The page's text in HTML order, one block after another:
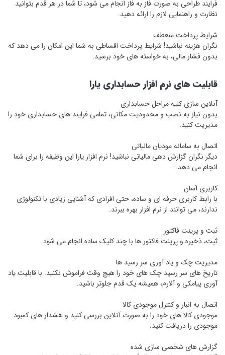
فرایند طراحی به صورت فاز به فاز انجام می ‌شود، تا شما در هر قدم بتوانید
نظارت و راهنمایی لازم را ارائه دهید.
شرایط پرداخت منعطف
نگران هزینه نباشید! شرایط پرداخت اقساطی به شما این امکان را می ‌دهد که
بدون فشار مالی، به خواسته ‌های خود برسید.
قابلیت ‌های نرم ‌افزار حسابداری یارا
آنلاین‌ سازی کلیه مراحل حسابداری
بدون نیاز به نصب و محدودیت مکانی، تمامی فرایند های حسابداری خود را
مدیریت کنید.
اتصال به سامانه مودیان مالیاتی
دیگر نگران گزارش‌ دهی مالیاتی نباشید! نرم‌ افزار یارا این وظیفه را برای شما
انجام می ‌دهد.
کاربری آسان
با رابط کاربری حرفه‌ ای و ساده، حتی افرادی که آشنایی زیادی با تکنولوژی
ندارند، می‌ توانند از نرم ‌افزار بهره ببرند.
ثبت و پرینت فاکتور
ثبت، ذخیره و پرینت فاکتور ها با چند کلیک ساده انجام می ‌شود.
مدیریت چک و یاد آوری سر رسید ها
تاریخ‌ های سر رسید چک‌ های خود را هیچ ‌وقت فراموش نکنید. با قابلیت یاد
آوری پیامکی و آلارم، همیشه یک قدم جلوتر باشید.
اتصال به انبار و کنترل موجودی کالا
موجودی کالا های خود را به صورت آنلاین بررسی کنید و هشدار های کمبود
موجودی را دریافت کنید.
گزارش ‌های شخصی ‌سازی ‌شده